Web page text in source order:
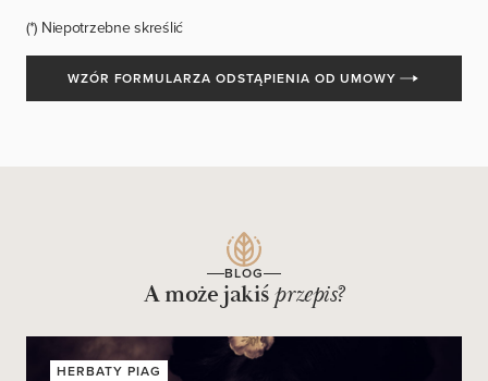
(*) Niepotrzebne skreślić
WZÓR FORMULARZA ODSTĄPIENIA OD UMOWY
BLOG
A może jakiśprzepis?
HERBATY PIAG